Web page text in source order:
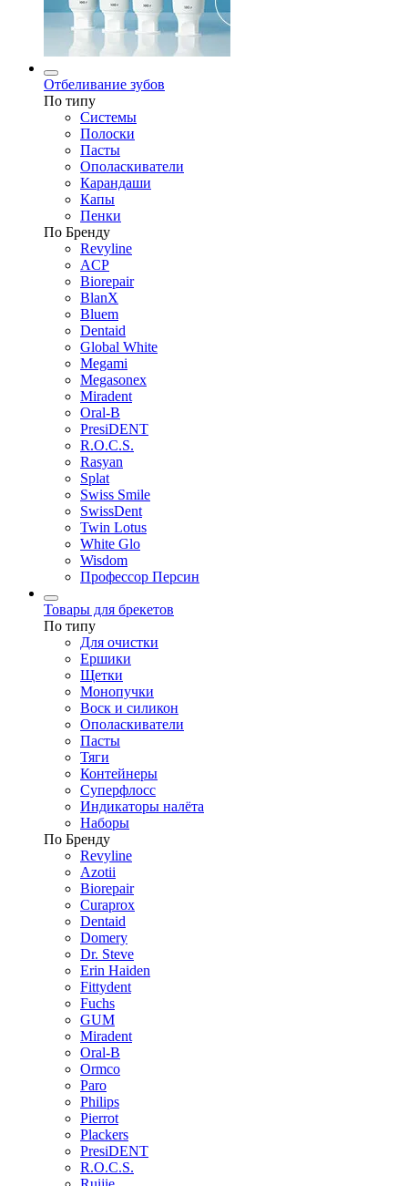
Отбеливание зубов
По типу
Системы
Полоски
Пасты
Ополаскиватели
Карандаши
Капы
Пенки
По Бренду
Revyline
ACP
Biorepair
BlanX
Bluem
Dentaid
Global White
Megami
Megasonex
Miradent
Oral-B
PresiDENT
R.O.C.S.
Rasyan
Splat
Swiss Smile
SwissDent
Twin Lotus
White Glo
Wisdom
Профессор Персин
Товары для брекетов
По типу
Для очистки
Ершики
Щетки
Монопучки
Воск и силикон
Ополаскиватели
Пасты
Тяги
Контейнеры
Суперфлосс
Индикаторы налёта
Наборы
По Бренду
Revyline
Azotii
Biorepair
Curaprox
Dentaid
Domery
Dr. Steve
Erin Haiden
Fittydent
Fuchs
GUM
Miradent
Oral-B
Ormco
Paro
Philips
Pierrot
Plackers
PresiDENT
R.O.C.S.